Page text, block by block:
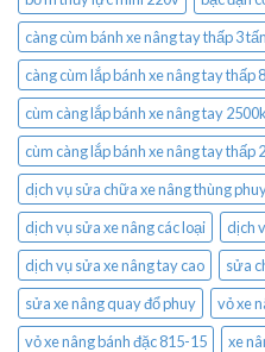
càng cùm bánh xe nâng tay thấp 3 tấn
càng cùm lắp bánh xe nâng tay thấp
cùm càng lắp bánh xe nâng tay
cùm càng lắp bánh xe nâng tay thấp
dịch vụ sửa chữa xe nâng thùng
dịch vụ sửa xe nâng các loại
dịch
dịch vụ sửa xe nâng tay cao
sửa
sửa xe nâng quay đổ phuy
vỏ xe
vỏ xe nâng bánh đặc 815-15
xe